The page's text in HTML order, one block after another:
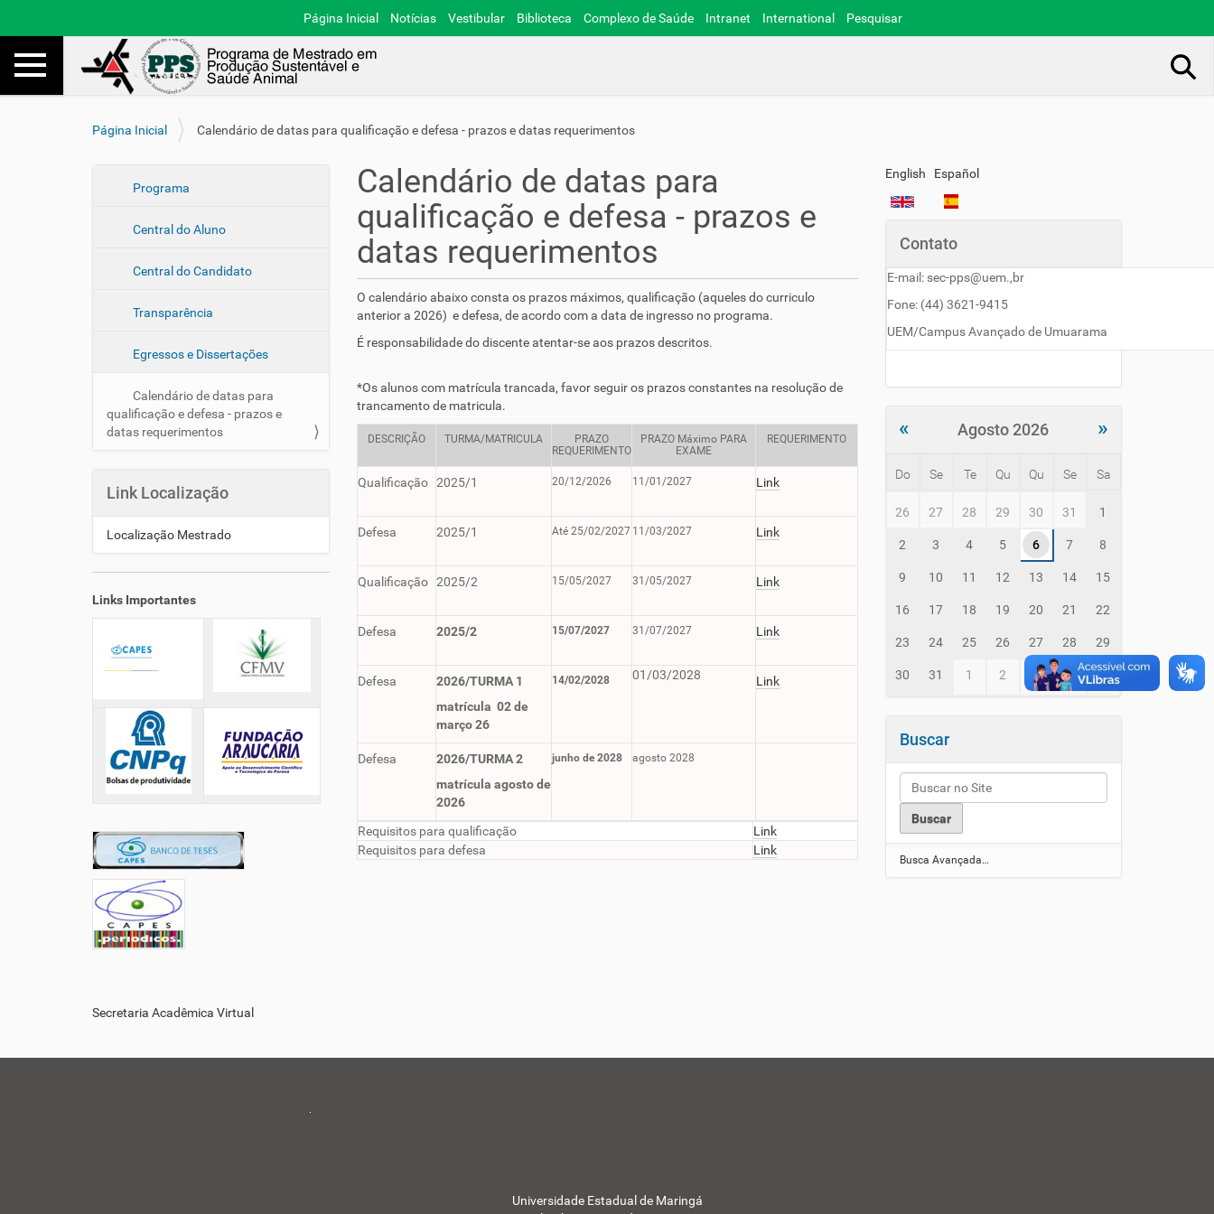
Página Inicial Notícias Vestibular Biblioteca Complexo de Saúde Intranet International Pesquisar
Toggle navigation Busca
V
Página Inicial Calendário de datas para qualificação e defesa - prazos e datas requerimentos
Programa
Central do Aluno
Central do Candidato
Transparência
Egressos e Dissertações
Calendário de datas para
qualificação e defesa - prazos e
datas requerimentos
Link Localização
Localização Mestrado
Links Importantes
Secretaria Acadêmica Virtual
Calendário de datas para
qualificação e defesa - prazos e
datas requerimentos
O calendário abaixo consta os prazos máximos, qualificação (aqueles do curriculo
anterior a 2026) e defesa, de acordo com a data de ingresso no programa.
É responsabilidade do discente atentar-se aos prazos descritos.
*Os alunos com matrícula trancada, favor seguir os prazos constantes na resolução de
trancamento de matricula.
DESCRIÇÃO TURMA/MATRICULA
PRAZO
REQUERIMENTO
PRAZO Máximo PARA
EXAME
REQUERIMENTO
Qualificação 2025/1 20/12/2026 11/01/2027 Link
Defesa 2025/1 Até 25/02/2027 11/03/2027 Link
Qualificação 2025/2 15/05/2027 31/05/2027 Link
Defesa 2025/2 15/07/2027 31/07/2027 Link
Defesa
2026/TURMA 1
matrícula 02 de
março 26
14/02/2028 01/03/2028 Link
Defesa
2026/TURMA 2
matrícula agosto de
2026
junho de 2028 agosto 2028
Requisitos para qualificação
Link
Requisitos para defesa
Link
English Español
Contato
E-mail: sec-pps@uem.,br
Fone: (44) 3621-9415
UEM/Campus Avançado de Umuarama
« Agosto 2026 »
Do Se Te Qu Qu Se Sa
26 27 28 29 30 31 1
2 3 4 5 6 7 8
9 10 11 12 13 14 15
16 17 18 19 20 21 22
23 24 25 26 27 28 29
30 31 1 2 3 4 5
Buscar
Busca Avançada…
Universidade Estadual de Maringá